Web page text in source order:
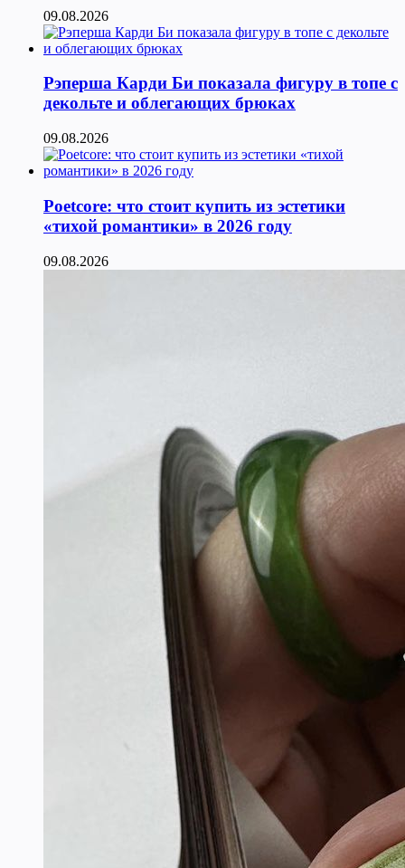
09.08.2026
Рэперша Карди Би показала фигуру в топе с
декольте и облегающих брюках
09.08.2026
Poetcore: что стоит купить из эстетики
«тихой романтики» в 2026 году
09.08.2026